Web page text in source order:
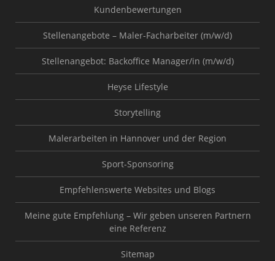
Kundenbewertungen
Stellenangebote – Maler-Facharbeiter (m/w/d)
Stellenangebot: Backoffice Manager/in (m/w/d)
Heyse Lifestyle
Storytelling
Malerarbeiten in Hannover und der Region
Sport-Sponsoring
Empfehlenswerte Websites und Blogs
Meine gute Empfehlung – Wir geben unseren Partnern
eine Referenz
Sitemap